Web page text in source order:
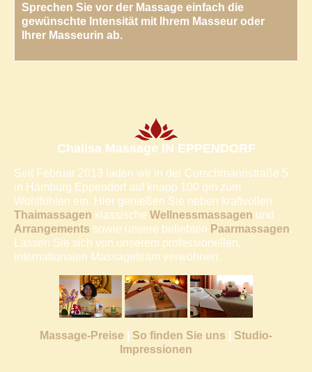
Sprechen Sie vor der Massage einfach die
gewünschte Intensität mit Ihrem Masseur oder
Ihrer Masseurin ab.
Chalisa Massage IN EPPENDORF
Seit Februar 2013 laden wir in der Curschmannstraße 5
in Hamburg Eppendorf auf knapp 100 qm zum
Wohlfühlen ein. Hier genießen Sie neben kraftvollen
Thaimassagen klassische Wellnessmassagen und
Arrangements sowie unsere beliebten Paarmassagen.
Lassen Sie sich von unserem professionellen,
internationalen Massageteam verwöhnen.
Massage-Preise So finden Sie uns
Studio-
Impressionen